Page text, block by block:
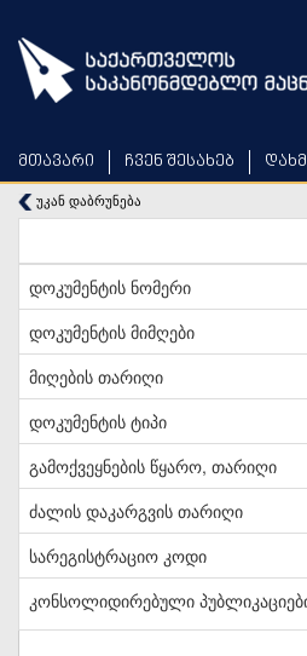
მთავარი ჩვენ შესახებ
უკან დაბრუნება
დოკუმენტის ნომერი
დოკუმენტის მიმღები
მიღების თარიღი
დოკუმენტის ტიპი
გამოქვეყნების წყარო, თარიღი
ძალის დაკარგვის თარიღი
სარეგისტრაციო კოდი
კონსოლიდირებული